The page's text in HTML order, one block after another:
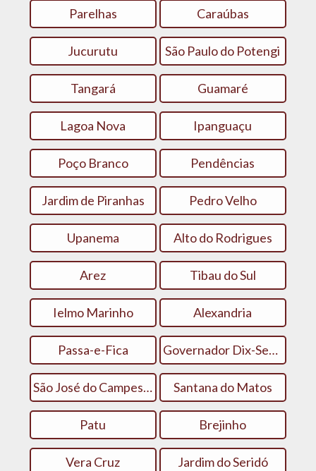
Parelhas Caraúbas
Jucurutu São Paulo do Potengi
Tangará Guamaré
Lagoa Nova Ipanguaçu
Poço Branco Pendências
Jardim de Piranhas Pedro Velho
Upanema Alto do Rodrigues
Arez Tibau do Sul
Ielmo Marinho Alexandria
Passa-e-Fica Governador Dix-Sept Rosado
São José do Campestre Santana do Matos
Patu Brejinho
Vera Cruz Jardim do Seridó